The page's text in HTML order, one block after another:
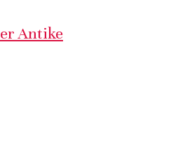
Antike